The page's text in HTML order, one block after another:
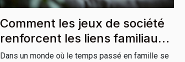
Comment les jeux de société
renforcent les liens familiaux
?
Dans un monde où le temps passé en famille se